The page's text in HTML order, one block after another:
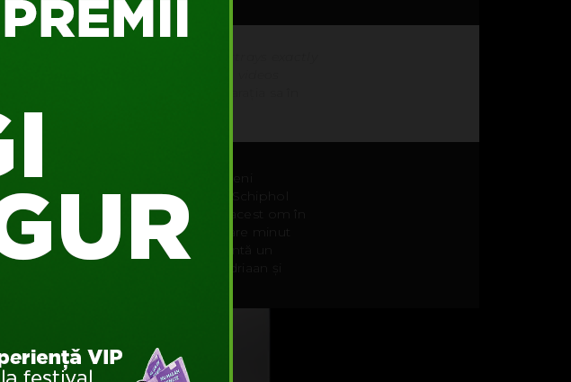
that the duration of a scene portrays exactly
my Real Time clocks by showing videos
Maarten (și am lăsat declarația sa în
de atât).
oricărui aeroport, în care oameni
terminal. Real Time Clock din Schiphol
o scară și o mică ușă, pe unde acest om în
lavetă galbenă, cu care șterge fiecare minut
roșu, galben și albastru reprezintă un
trecut: pictorul Piet Mondriaan și